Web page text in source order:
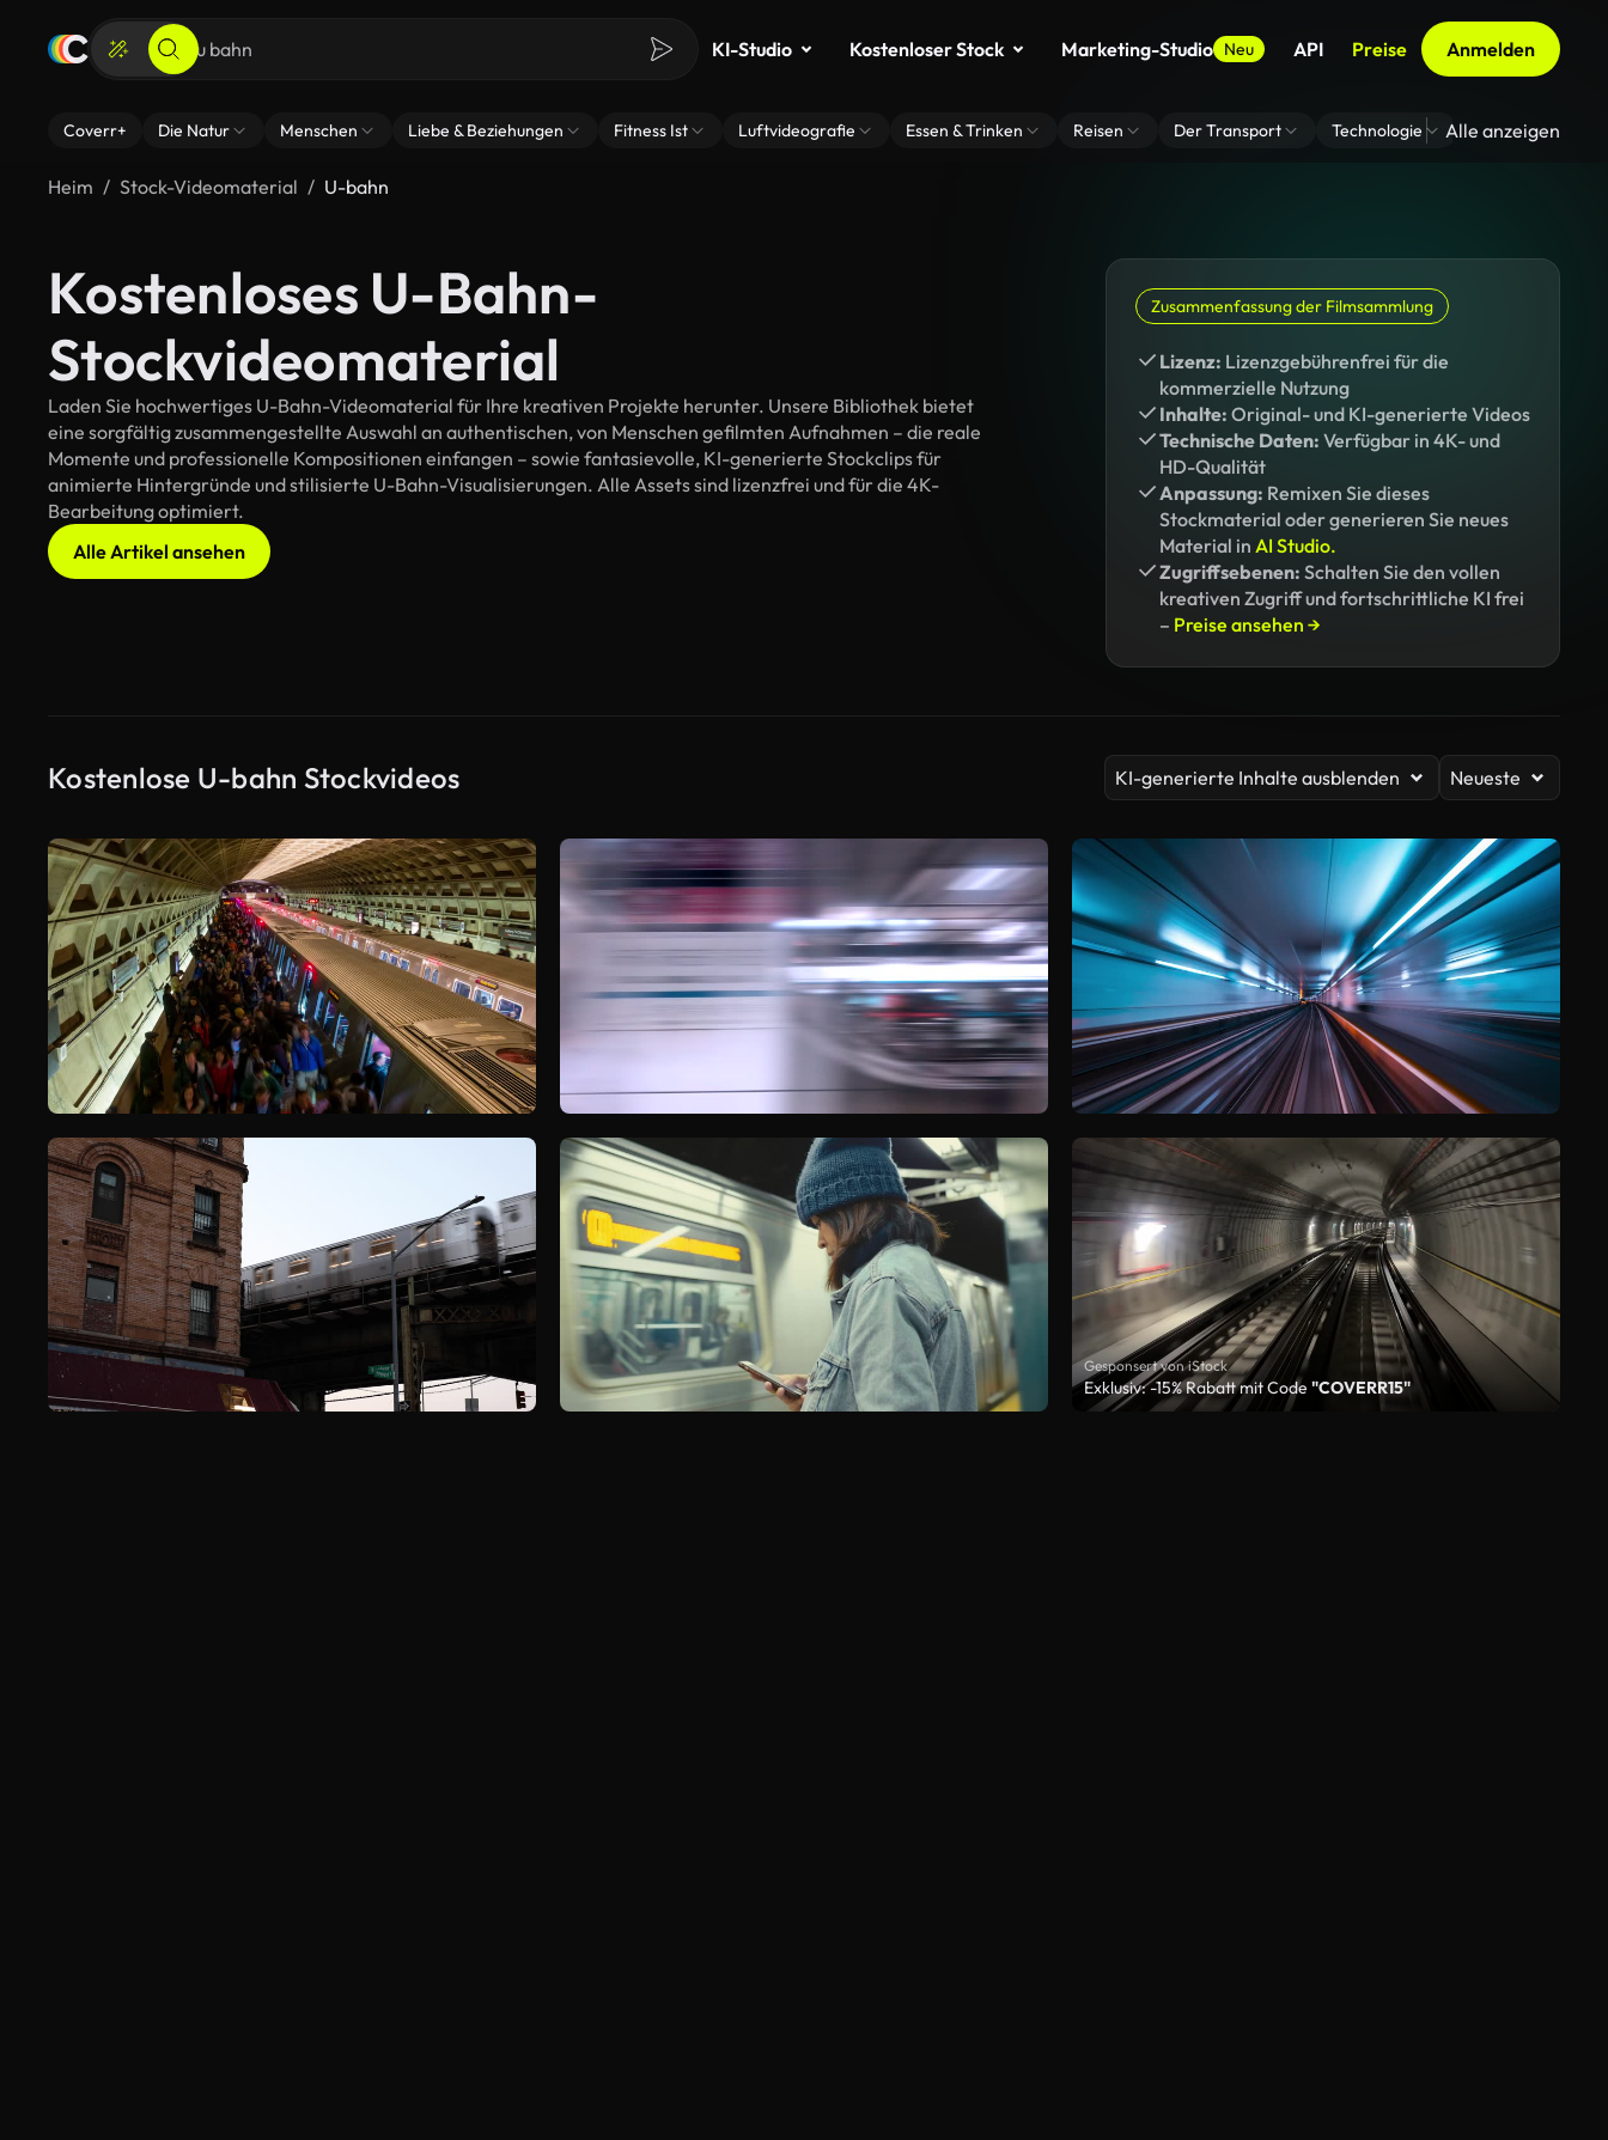
KI-Studio Kostenloser Stock Marketing-Studio Neu API Preise Anmelden
Coverr+ Die Natur Menschen Liebe & Beziehungen Fitness Ist Luftvideografie Essen & Trinken Reisen Der Transport Technologie Zoom Virtuelle
Alle anzeigen
Heim Stock-Videomaterial U-bahn
Kostenloses U-Bahn-
Stockvideomaterial
Laden Sie hochwertiges U-Bahn-Videomaterial für Ihre kreativen Projekte herunter. Unsere Bibliothek bietet
eine sorgfältig zusammengestellte Auswahl an authentischen, von Menschen gefilmten Aufnahmen – die reale
Momente und professionelle Kompositionen einfangen – sowie fantasievolle, KI-generierte Stockclips für
animierte Hintergründe und stilisierte U-Bahn-Visualisierungen. Alle Assets sind lizenzfrei und für die 4K-
Bearbeitung optimiert.
Alle Artikel ansehen
Zusammenfassung der Filmsammlung
Lizenz: Lizenzgebührenfrei für die
kommerzielle Nutzung
Inhalte: Original- und KI-generierte Videos
Technische Daten: Verfügbar in 4K- und
HD-Qualität
Anpassung: Remixen Sie dieses
Stockmaterial oder generieren Sie neues
Material in AI Studio.
Zugriffsebenen: Schalten Sie den vollen
kreativen Zugriff und fortschrittliche KI frei
– Preise ansehen →
Kostenlose U-bahn Stockvideos KI-generierte Inhalte ausblenden Neueste
Gesponsert von iStock
Exklusiv: -15% Rabatt mit Code "COVERR15"